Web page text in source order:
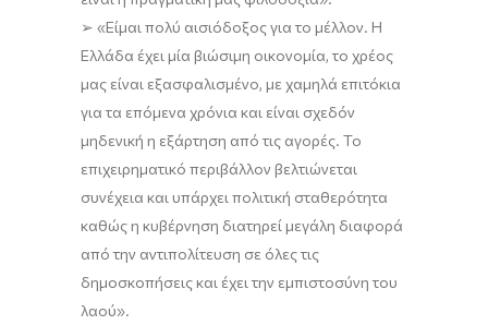
➢ «Είμαι πολύ αισιόδοξος για το μέλλον. Η
Ελλάδα έχει μία βιώσιμη οικονομία, το χρέος
μας είναι εξασφαλισμένο, με χαμηλά επιτόκια
για τα επόμενα χρόνια και είναι σχεδόν
μηδενική η εξάρτηση από τις αγορές. Το
επιχειρηματικό περιβάλλον βελτιώνεται
συνέχεια και υπάρχει πολιτική σταθερότητα
καθώς η κυβέρνηση διατηρεί μεγάλη διαφορά
από την αντιπολίτευση σε όλες τις
δημοσκοπήσειςκαι έχει την εμπιστοσύνη του
λαού».